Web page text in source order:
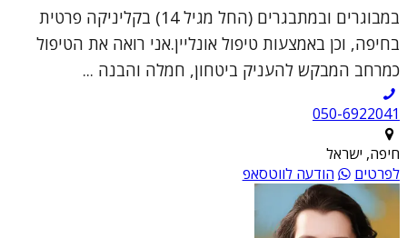
במבוגרים ובמתבגרים (החל מגיל 14) בקליניקה פרטית
בחיפה, וכן באמצעות טיפול אונליין.אני רואה את הטיפול
כמרחב המבקש להעניק ביטחון, חמלה והבנה ...
050-6922041
חיפה, ישראל
לפרטים
הודעה לווטסאפ